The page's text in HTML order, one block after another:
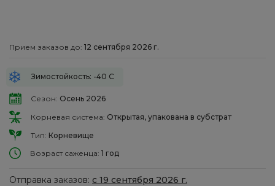
Прием заказов до: 12 сентября 2026 г.
Зимостойкость: -40 С
Сезон: Осень 2026
Корневая система: Открытая, упакована в субстрат
Тип: Корневище
Возраст саженца: 1 год
Отправка заказов: с 19 сентября 2026 г.